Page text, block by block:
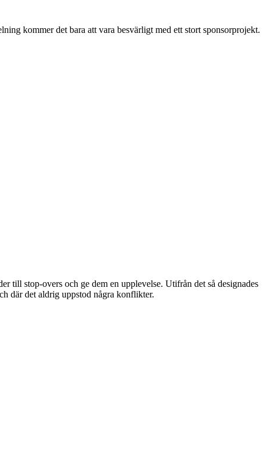
kommer det bara att vara besvärligt med ett stort sponsorprojekt.
till stop-overs och ge dem en upplevelse. Utifrån det så designades
där det aldrig uppstod några konflikter.